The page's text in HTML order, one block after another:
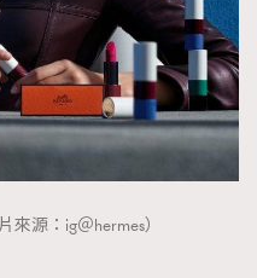
源：ig＠hermes）